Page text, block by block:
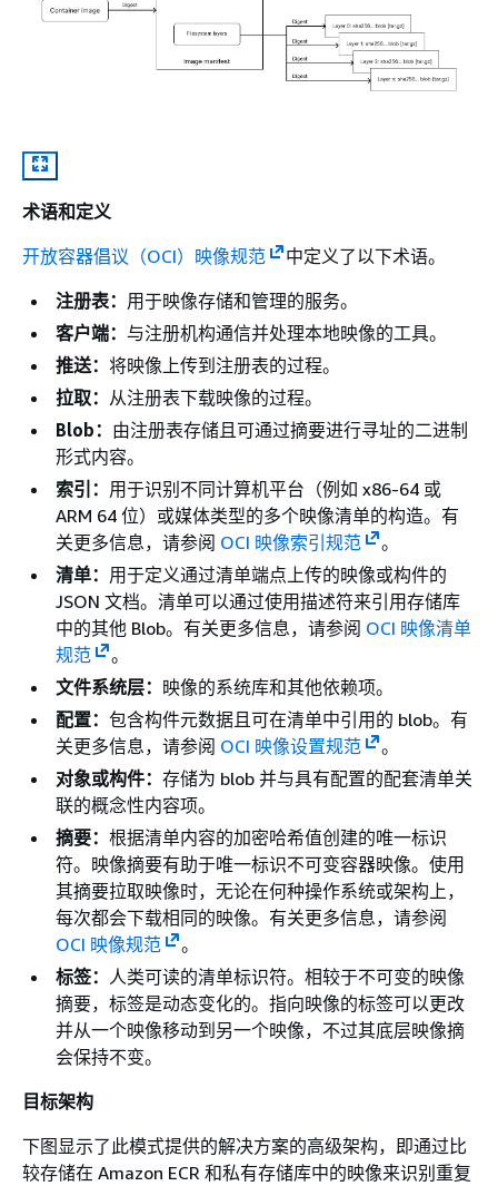
术语和定义
开放容器倡议（OCI）映像规范
中定义了以下术语。
注册表： 用于映像存储和管理的服务。
客户端： 与注册机构通信并处理本地映像的工具。
推送： 将映像上传到注册表的过程。
拉取： 从注册表下载映像的过程。
Blob： 由注册表存储且可通过摘要进行寻址的二进制
形式内容。
索引： 用于识别不同计算机平台（例如 x86-64 或
ARM 64 位）或媒体类型的多个映像清单的构造。有
关更多信息，请参阅 OCI 映像索引规范
。
清单： 用于定义通过清单端点上传的映像或构件的
JSON 文档。清单可以通过使用描述符来引用存储库
中的其他 Blob。有关更多信息，请参阅 OCI 映像清单
规范
。
文件系统层： 映像的系统库和其他依赖项。
配置： 包含构件元数据且可在清单中引用的 blob。有
关更多信息，请参阅 OCI 映像设置规范
。
对象或构件： 存储为 blob 并与具有配置的配套清单关
联的概念性内容项。
摘要： 根据清单内容的加密哈希值创建的唯一标识
符。映像摘要有助于唯一标识不可变容器映像。使用
其摘要拉取映像时，无论在何种操作系统或架构上，
每次都会下载相同的映像。有关更多信息，请参阅
OCI 映像规范
。
标签： 人类可读的清单标识符。相较于不可变的映像
摘要，标签是动态变化的。指向映像的标签可以更改
并从一个映像移动到另一个映像，不过其底层映像摘
会保持不变。
目标架构
下图显示了此模式提供的解决方案的高级架构，即通过比
较存储在 Amazon ECR 和私有存储库中的映像来识别重复